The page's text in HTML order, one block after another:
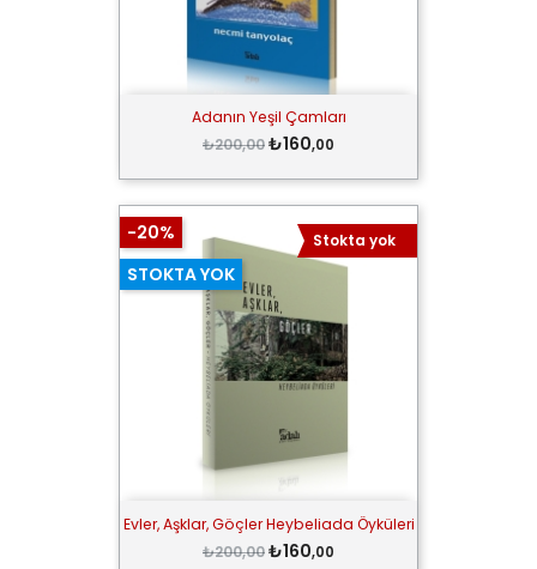
Adanın Yeşil Çamları
₺200,00₺160,00
Stokta yok
Evler, Aşklar, Göçler Heybeliada Öyküleri
₺200,00₺160,00
-20%
STOKTA YOK